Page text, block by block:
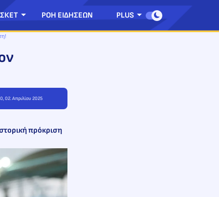
ΡΟΗ ΕΙΔΗΣΕΩΝ PLUS
02. Απριλίου 2025
πρόκριση